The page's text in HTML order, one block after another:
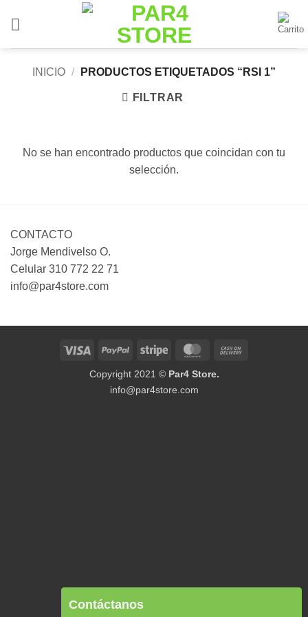
INICIO / PRODUCTOS ETIQUETADOS “RSI 1”
FILTRAR
No se han encontrado productos que coincidan con tu
selección.
CONTACTO
Jorge Mendivelso O.
Celular 310 772 22 71
info@par4store.com
Visa PayPal Stripe MasterCard
Copyright 2021 © Par4 Store.
info@par4store.com
Contáctanos